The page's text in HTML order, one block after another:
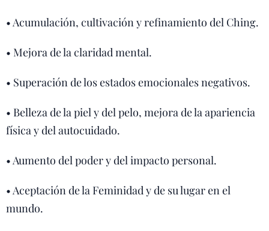
• Acumulación, cultivación y refinamiento del Ching.
• Mejora de la claridad mental.
• Superación de los estados emocionales negativos.
• Belleza de la piel y del pelo, mejora de la apariencia
física y del autocuidado.
• Aumento del poder y del impacto personal.
• Aceptación de la Feminidad y de su lugar en el
mundo.